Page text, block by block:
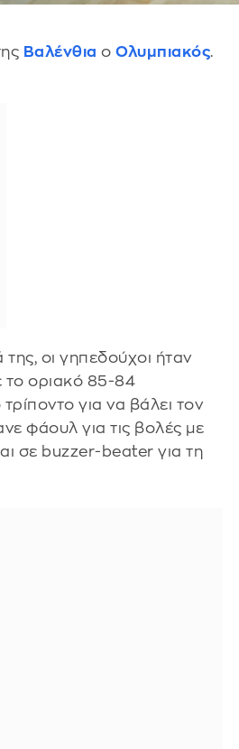
Βαλένθια οΟλυμπιακός.
οι γηπεδούχοι ήταν
το οριακό 85-84
για να βάλει τον
φάουλ για τις βολές με
σε buzzer-beater για τη